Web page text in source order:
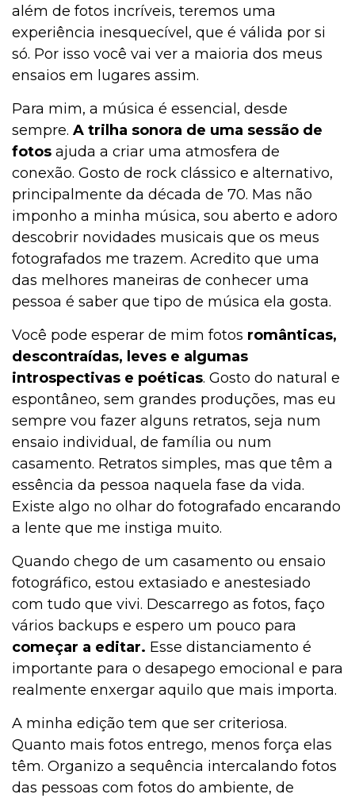
além de fotos incríveis, teremos uma
experiência inesquecível, que é válida por si
só. Por isso você vai ver a maioria dos meus
ensaios em lugares assim.
Para mim, a música é essencial, desde
sempre. A trilha sonora de uma sessão de
fotos ajuda a criar uma atmosfera de
conexão. Gosto de rock clássico e alternativo,
principalmente da década de 70. Mas não
imponho a minha música, sou aberto e adoro
descobrir novidades musicais que os meus
fotografados me trazem. Acredito que uma
das melhores maneiras de conhecer uma
pessoa é saber que tipo de música ela gosta.
Você pode esperar de mim fotos românticas,
descontraídas, leves e algumas
introspectivas e poéticas. Gosto do natural e
espontâneo, sem grandes produções, mas eu
sempre vou fazer alguns retratos, seja num
ensaio individual, de família ou num
casamento. Retratos simples, mas que têm a
essência da pessoa naquela fase da vida.
Existe algo no olhar do fotografado encarando
a lente que me instiga muito.
Quando chego de um casamento ou ensaio
fotográfico, estou extasiado e anestesiado
com tudo que vivi. Descarrego as fotos, faço
vários backups e espero um pouco para
começar a editar. Esse distanciamento é
importante para o desapego emocional e para
realmente enxergar aquilo que mais importa.
A minha edição tem que ser criteriosa.
Quanto mais fotos entrego, menos força elas
têm. Organizo a sequência intercalando fotos
das pessoas com fotos do ambiente, de